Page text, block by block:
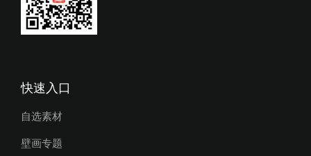
快速入口
自选素材
壁画专题